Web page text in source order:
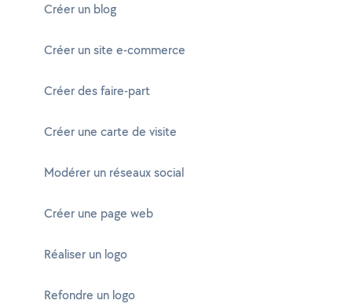
Créer un blog
Créer un site e-commerce
Créer des faire-part
Créer une carte de visite
Modérer un réseaux social
Créer une page web
Réaliser un logo
Refondre un logo